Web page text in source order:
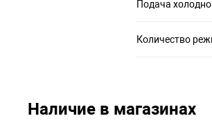
Подача
Количество
Наличие в магазинах